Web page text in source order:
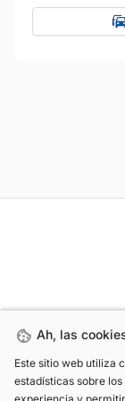
Ah, las
Este sitio web utiliza
estadísticas sobre
Ah, las
Este sitio web utiliza
estadísticas sobre